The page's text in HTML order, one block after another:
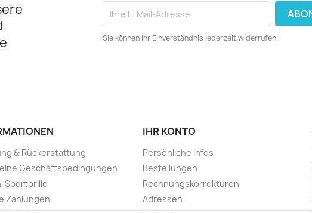
Sie können Ihr Einverständnis jederzeit widerrufen.
& Rückerstattung
Geschäftsbedingungen
Sportbrille
Zahlungen
IHR KONTO
Persönliche Infos
Bestellungen
Rechnungskorrekturen
Adressen